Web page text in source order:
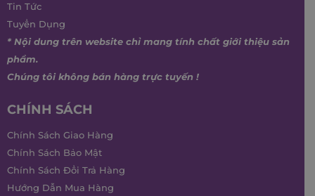
Tin Tức
Tuyển Dụng
* Nội dung trên website chỉ mang tính chất giới thiệu sản
phẩm.
Chúng tôi không bán hàng trực tuyến !
CHÍNH SÁCH
Chính Sách Giao Hàng
Chính Sách Bảo Mật
Chính Sách Đổi Trả Hàng
Hướng Dẫn Mua Hàng